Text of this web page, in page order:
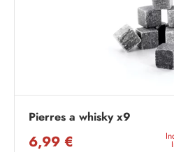
Pierres a whisky x9
6,99 €